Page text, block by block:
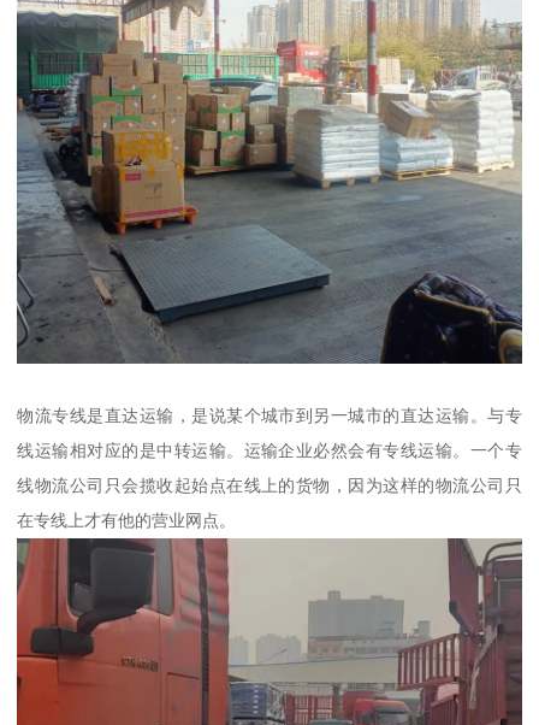
物流专线是直达运输，是说某个城市到另一城市的直达运输。与专
线运输相对应的是中转运输。运输企业必然会有专线运输。一个专
线物流公司只会揽收起始点在线上的货物，因为这样的物流公司只
在专线上才有他的营业网点。